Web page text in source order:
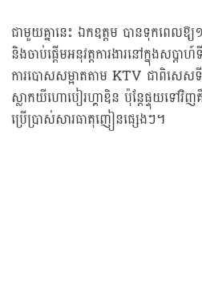
ជាមួយគ្នានេះ ឯកឧត្តម បានទុកពេលឱ្យ
និងចាប់ផ្ដើមអនុវត្តការងារនៅក្នុងសប្ដ
ការបោសសម្អាតតាម KTV ជាពិសេសទី
ស្លាកយីហោបៀរហ្គាឌិន ប៉ុន្តែផ្ទុយទៅវិ
ប្រើប្រាស់សារធាតុញៀនផ្សេងៗ។